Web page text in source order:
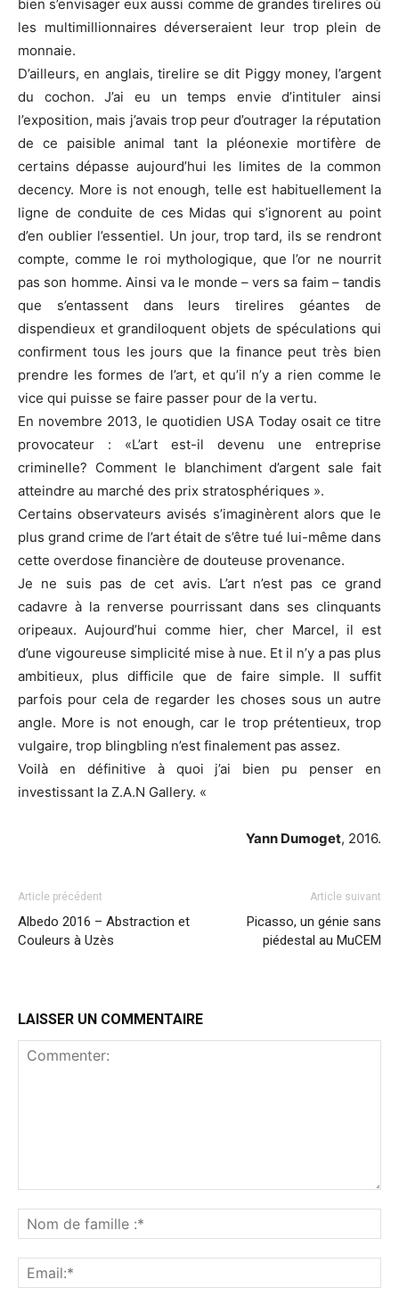
bien s’envisager eux aussi comme de grandes tirelires où
les multimillionnaires déverseraient leur trop plein de
monnaie.
D’ailleurs, en anglais, tirelire se dit Piggy money, l’argent
du cochon. J’ai eu un temps envie d’intituler ainsi
l’exposition, mais j’avais trop peur d’outrager la réputation
de ce paisible animal tant la pléonexie mortifère de
certains dépasse aujourd’hui les limites de la common
decency. More is not enough, telle est habituellement la
ligne de conduite de ces Midas qui s’ignorent au point
d’en oublier l’essentiel. Un jour, trop tard, ils se rendront
compte, comme le roi mythologique, que l’or ne nourrit
pas son homme. Ainsi va le monde – vers sa faim – tandis
que s’entassent dans leurs tirelires géantes de
dispendieux et grandiloquent objets de spéculations qui
confirment tous les jours que la finance peut très bien
prendre les formes de l’art, et qu’il n’y a rien comme le
vice qui puisse se faire passer pour de la vertu.
En novembre 2013, le quotidien USA Today osait ce titre
provocateur : «L’art est-il devenu une entreprise
criminelle? Comment le blanchiment d’argent sale fait
atteindre au marché des prix stratosphériques ».
Certains observateurs avisés s’imaginèrent alors que le
plus grand crime de l’art était de s’être tué lui-même dans
cette overdose financière de douteuse provenance.
Je ne suis pas de cet avis. L’art n’est pas ce grand
cadavre à la renverse pourrissant dans ses clinquants
oripeaux. Aujourd’hui comme hier, cher Marcel, il est
d’une vigoureuse simplicité mise à nue. Et il n’y a pas plus
ambitieux, plus difficile que de faire simple. Il suffit
parfois pour cela de regarder les choses sous un autre
angle. More is not enough, car le trop prétentieux, trop
vulgaire, trop blingbling n’est finalement pas assez.
Voilà en définitive à quoi j’ai bien pu penser en
investissant la Z.A.N Gallery. «
Yann Dumoget, 2016.
Article précédent
Albedo 2016 – Abstraction et
Couleurs à Uzès
Article suivant
Picasso, un génie sans
piédestal au MuCEM
LAISSER UN COMMENTAIRE